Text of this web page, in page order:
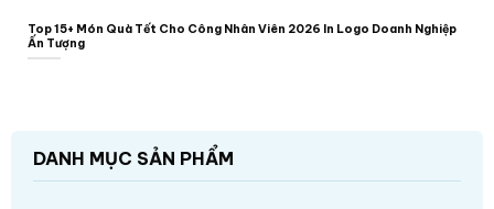
Top 15+ Món Quà Tết Cho Công Nhân Viên 2026 In Logo Doanh Nghiệp
Ấn Tượng
DANH MỤC SẢN PHẨM